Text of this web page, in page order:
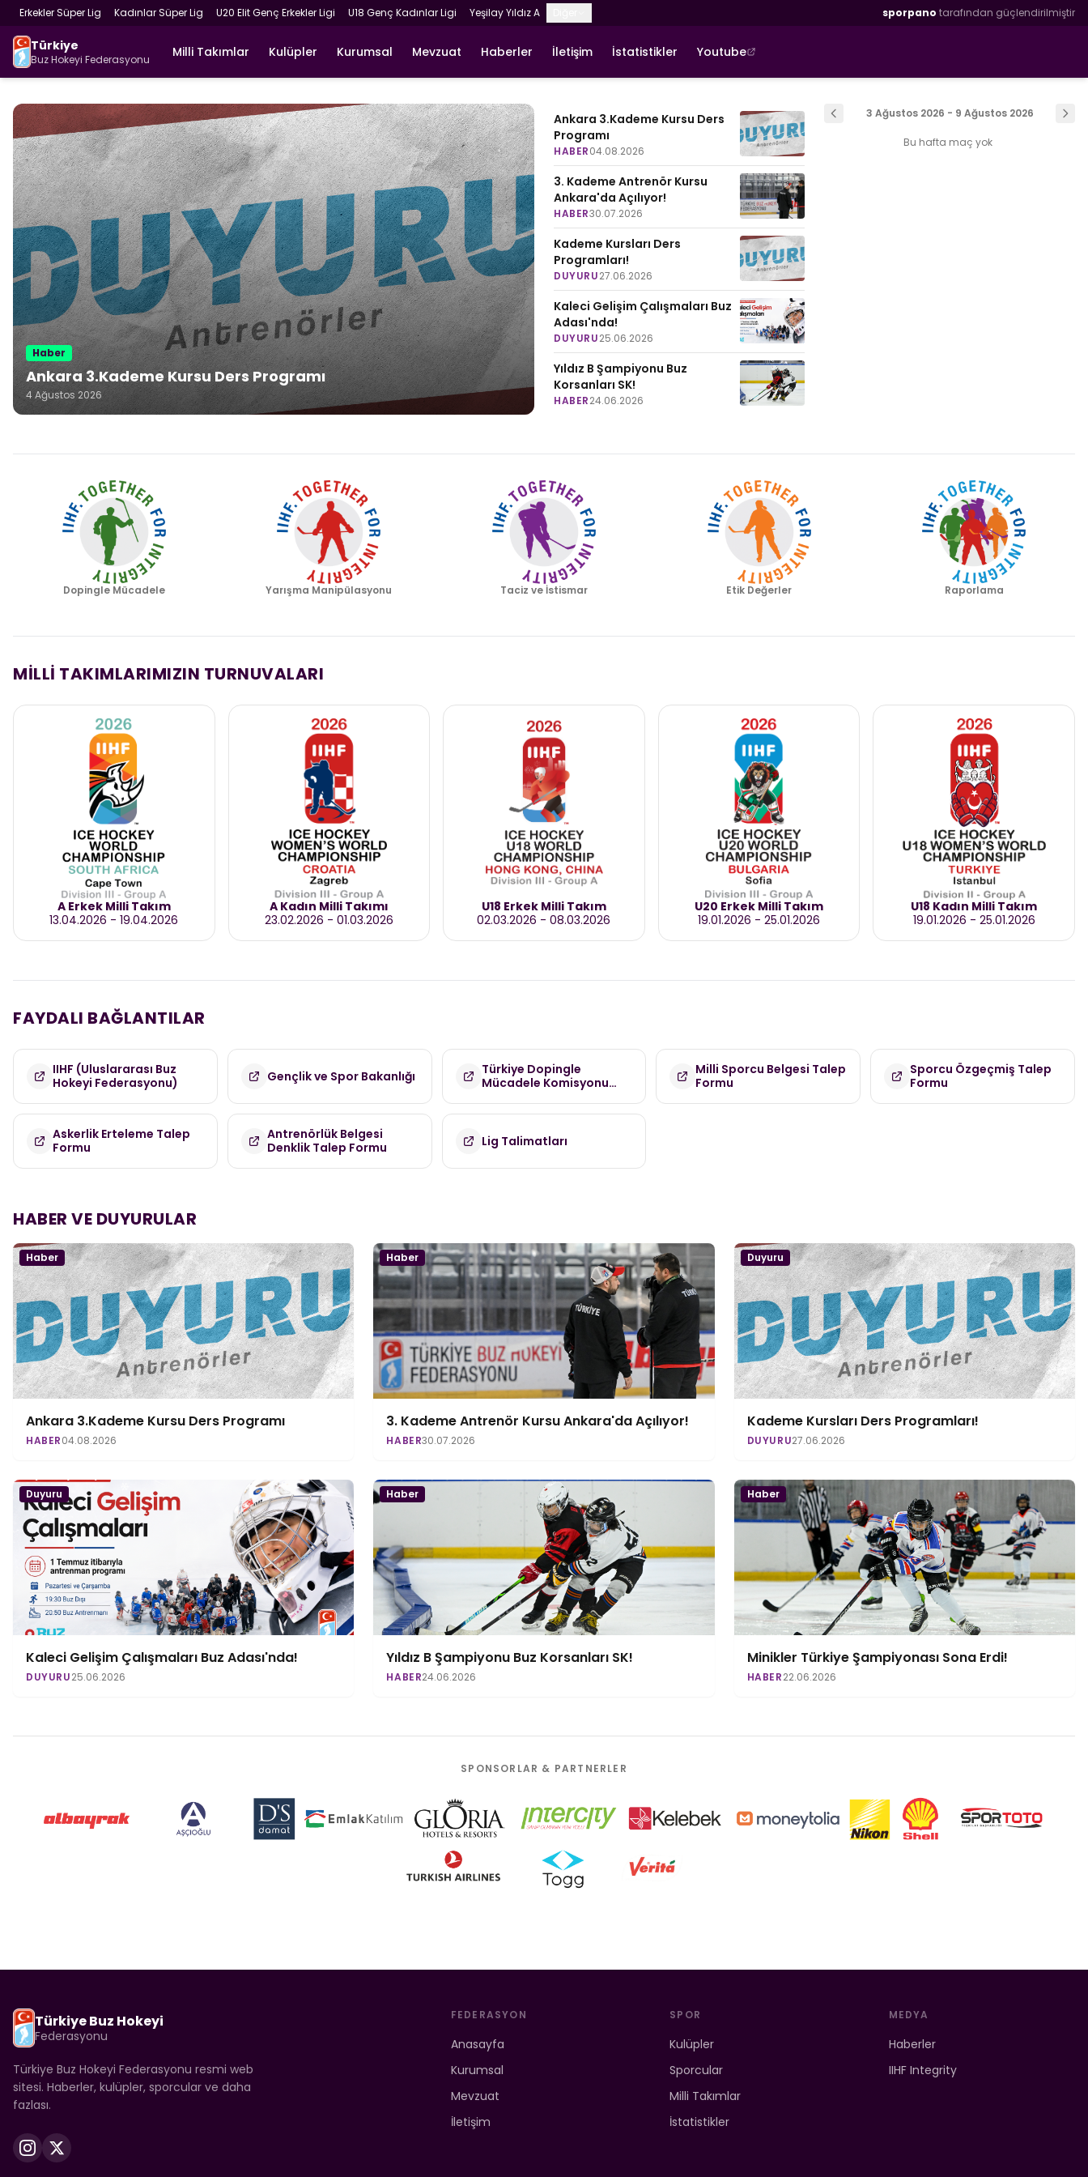
Erkekler Süper Lig Kadınlar Süper Lig U20 Elit Genç Erkekler Ligi U18 Genç Kadınlar Ligi Yeşilay Yıldız A sporpano tarafından güçlendirilmiştir
Türkiye
Buz Hokeyi Federasyonu Milli Takımlar Kulüpler Kurumsal Mevzuat Haberler İletişim İstatistikler Youtube
Haber
Ankara 3.Kademe Kursu Ders Programı
4 Ağustos 2026
Ankara 3.Kademe Kursu Ders
Programı
HABER04.08.2026
3. Kademe Antrenör Kursu
Ankara'da Açılıyor!
HABER30.07.2026
Kademe Kursları Ders
Programları!
DUYURU27.06.2026
Kaleci Gelişim Çalışmaları Buz
Adası'nda!
DUYURU25.06.2026
Yıldız B Şampiyonu Buz
Korsanları SK!
HABER24.06.2026
3 Ağustos 2026 - 9 Ağustos 2026
Bu hafta maç yok
Dopingle Mücadele Yarışma Manipülasyonu Taciz ve İstismar Etik Değerler Raporlama
MİLLİ TAKIMLARIMIZIN TURNUVALARI
A Erkek Milli Takım
13.04.2026 -19.04.2026
A Kadın Milli Takımı
23.02.2026 - 01.03.2026
U18 Erkek Milli Takım
02.03.2026 -08.03.2026
U20 Erkek Milli Takım
19.01.2026 -25.01.2026
U18 Kadın Milli Takım
19.01.2026 - 25.01.2026
FAYDALI BAĞLANTILAR
IIHF (Uluslararası Buz
Hokeyi Federasyonu)
Gençlik ve Spor Bakanlığı
Türkiye Dopingle
Mücadele Komisyonu
Milli Sporcu Belgesi Talep
Formu
Sporcu Özgeçmiş Talep
Formu
Askerlik Erteleme Talep
Formu
Antrenörlük Belgesi
Denklik Talep Formu
Lig Talimatları
HABER VE DUYURULAR
Haber
Ankara 3.Kademe Kursu Ders Programı
HABER04.08.2026
Haber
3. Kademe Antrenör Kursu Ankara'da Açılıyor!
HABER30.07.2026
Duyuru
Kademe Kursları Ders Programları!
DUYURU27.06.2026
Duyuru
Kaleci Gelişim Çalışmaları Buz Adası'nda!
DUYURU25.06.2026
Haber
Yıldız B Şampiyonu Buz Korsanları SK!
HABER24.06.2026
Haber
Minikler Türkiye Şampiyonası Sona Erdi!
HABER22.06.2026
SPONSORLAR & PARTNERLER
Türkiye Buz Hokeyi
Federasyonu
Türkiye Buz Hokeyi Federasyonu resmi web
sitesi. Haberler, kulüpler, sporcular ve daha
fazlası.
FEDERASYON
Anasayfa
Kurumsal
Mevzuat
İletişim
SPOR
Kulüpler
Sporcular
Milli Takımlar
İstatistikler
MEDYA
Haberler
IIHF Integrity